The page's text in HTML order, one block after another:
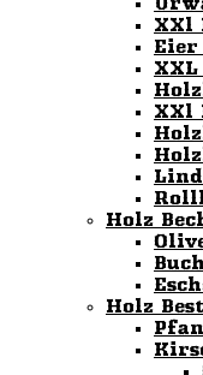
XXl
Eier
XXl
Holz
Holz